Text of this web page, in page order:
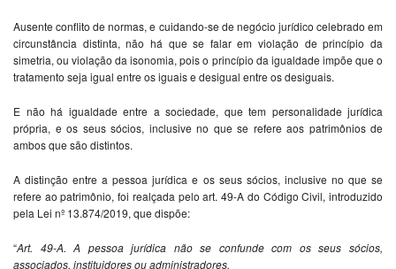
Ausente conflito de normas, e cuidando-se de negócio jurídico celebrado em
circunstância distinta, não há que se falar em violação de princípio da
simetria, ou violação da isonomia, pois o princípio da igualdade impõe que o
tratamento seja igual entre os iguais e desigual entre os desiguais.
E não há igualdade entre a sociedade, que tem personalidade jurídica
própria, e os seus sócios, inclusive no que se refere aos patrimônios de
ambos que são distintos.
A distinção entre a pessoa jurídica e os seus sócios, inclusive no que se
refere ao patrimônio, foi realçada pelo art. 49-A do Código Civil, introduzido
pela Lei nº 13.874/2019, que dispõe:
“Art. 49-A. A pessoa jurídica não se confunde com os seus sócios,
associados, instituidores ou administradores.